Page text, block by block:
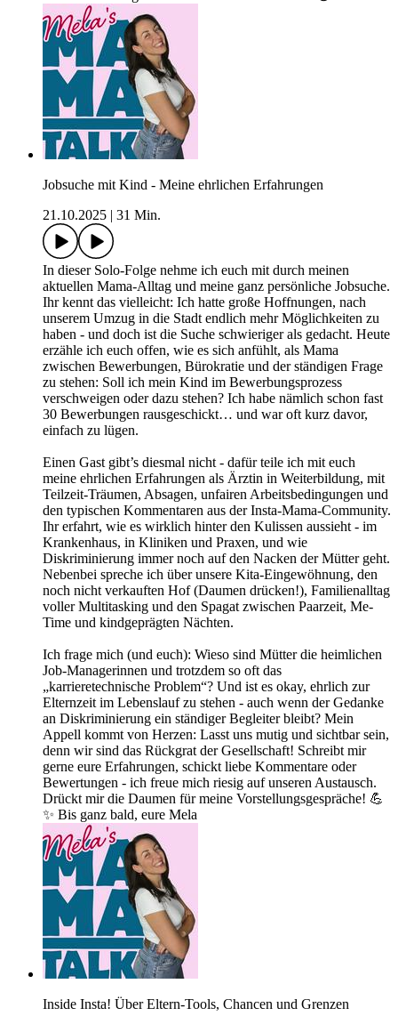
Jobsuche mit Kind - Meine ehrlichen Erfahrungen
21.10.2025
31 Min.
In dieser Solo-Folge nehme ich euch mit durch meinen
aktuellen Mama-Alltag und meine ganz persönliche Jobsuche.
Ihr kennt das vielleicht: Ich hatte große Hoffnungen, nach
unserem Umzug in die Stadt endlich mehr Möglichkeiten zu
haben - und doch ist die Suche schwieriger als gedacht. Heute
erzähle ich euch offen, wie es sich anfühlt, als Mama
zwischen Bewerbungen, Bürokratie und der ständigen Frage
zu stehen: Soll ich mein Kind im Bewerbungsprozess
verschweigen oder dazu stehen? Ich habe nämlich schon fast
30 Bewerbungen rausgeschickt… und war oft kurz davor,
einfach zu lügen.
Einen Gast gibt’s diesmal nicht - dafür teile ich mit euch
meine ehrlichen Erfahrungen als Ärztin in Weiterbildung, mit
Teilzeit-Träumen, Absagen, unfairen Arbeitsbedingungen und
den typischen Kommentaren aus der Insta-Mama-Community.
Ihr erfahrt, wie es wirklich hinter den Kulissen aussieht - im
Krankenhaus, in Kliniken und Praxen, und wie
Diskriminierung immer noch auf den Nacken der Mütter geht.
Nebenbei spreche ich über unsere Kita-Eingewöhnung, den
noch nicht verkauften Hof (Daumen drücken!), Familienalltag
voller Multitasking und den Spagat zwischen Paarzeit, Me-
Time und kindgeprägten Nächten.
Ich frage mich (und euch): Wieso sind Mütter die heimlichen
Job-Managerinnen und trotzdem so oft das
„karrieretechnische Problem“? Und ist es okay, ehrlich zur
Elternzeit im Lebenslauf zu stehen - auch wenn der Gedanke
an Diskriminierung ein ständiger Begleiter bleibt? Mein
Appell kommt von Herzen: Lasst uns mutig und sichtbar sein,
denn wir sind das Rückgrat der Gesellschaft! Schreibt mir
gerne eure Erfahrungen, schickt liebe Kommentare oder
Bewertungen - ich freue mich riesig auf unseren Austausch.
Drückt mir die Daumen für meine Vorstellungsgespräche! 💪
✨ Bis ganz bald, eure Mela
Inside Insta! Über Eltern-Tools, Chancen und Grenzen